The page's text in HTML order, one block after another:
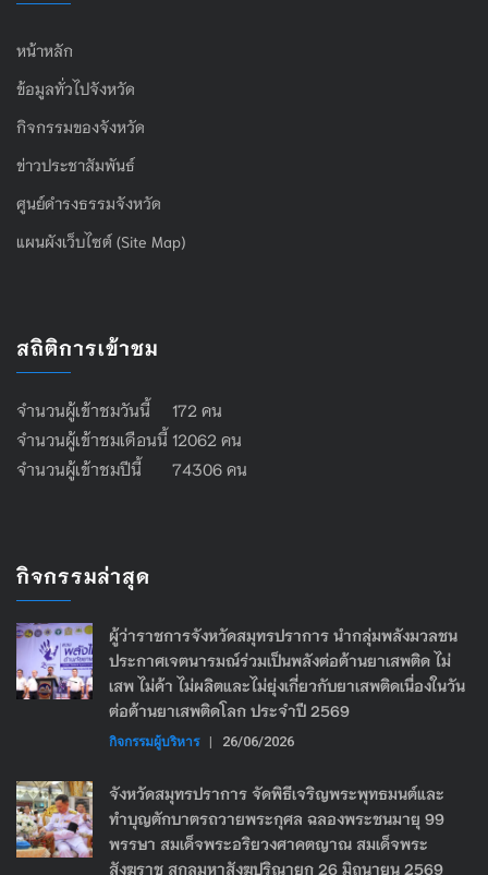
หน้าหลัก
ข้อมูลทั่วไปจังหวัด
กิจกรรมของจังหวัด
ข่าวประชาสัมพันธ์
ศูนย์ดำรงธรรมจังหวัด
แผนผังเว็บไซต์ (Site Map)
สถิติการเข้าชม
จำนวนผู้เข้าชมวันนี้ 172 คน
จำนวนผู้เข้าชมเดือนนี้ 12062 คน
จำนวนผู้เข้าชมปีนี้ 74306 คน
กิจกรรมล่าสุด
ผู้ว่าราชการจังหวัดสมุทรปราการ นำกลุ่มพลังมวลชน
ประกาศเจตนารมณ์ร่วมเป็นพลังต่อต้านยาเสพติด ไม่
เสพ ไม่ค้า ไม่ผลิตและไม่ยุ่งเกี่ยวกับยาเสพติดเนื่องในวัน
ต่อต้านยาเสพติดโลก ประจำปี 2569
กิจกรรมผู้บริหาร | 26/06/2026
จังหวัดสมุทรปราการ จัดพิธีเจริญพระพุทธมนต์และ
ทำบุญตักบาตรถวายพระกุศล ฉลองพระชนมายุ 99
พรรษา สมเด็จพระอริยวงศาคตญาณ สมเด็จพระ
สังฆราช สกลมหาสังฆปริณายก 26 มิถุนายน 2569